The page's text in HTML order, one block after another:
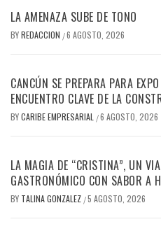
LA AMENAZA SUBE DE TONO
BYREDACCION /6 AGOSTO, 2026
CANCÚN SE PREPARA PARA
ENCUENTRO CLAVE DE LA
BYCARIBE EMPRESARIAL /6 AGOSTO, 2026
LA MAGIA DE “CRISTINA”, UN
GASTRONÓMICO CON SABOR A
BY TALINA GONZALEZ /5 AGOSTO, 2026